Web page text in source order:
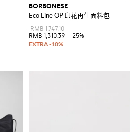
BORBONESE
Eco Line OP 印花再生面料包
RMB 1,747.10
RMB 1,310.39
-25%